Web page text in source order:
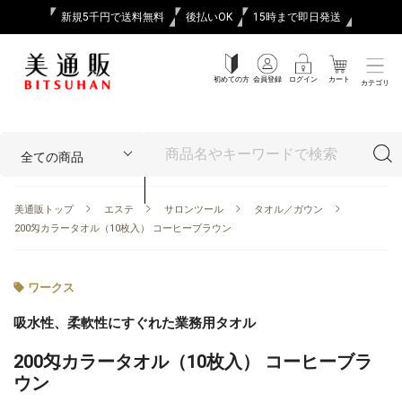
新規5千円で送料無料 後払いOK 15時まで即日発送
初めての方 会員登録 ログイン カート カテゴリ
美通販トップ エステ サロンツール
タオル／ガウン
200匁カラータオル（10枚入） コーヒーブラウン
ワークス
吸水性、柔軟性にすぐれた業務用タオル
200匁カラータオル（10枚入） コーヒーブラ
ウン